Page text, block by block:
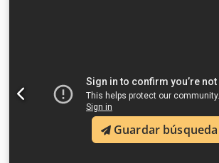
Guardar búsqueda